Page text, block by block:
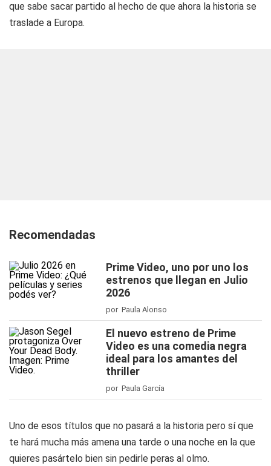
que sabe sacar partido al hecho de que ahora la historia se
traslade a Europa.
Recomendadas
Prime Video, uno por uno los
estrenos que llegan en Julio
2026
por Paula Alonso
El nuevo estreno de Prime
Video es una comedia negra
ideal para los amantes del
thriller
por Paula García
Uno de esos títulos que no pasará a la historia pero sí que
te hará mucha más amena una tarde o una noche en la que
quieres pasártelo bien sin pedirle peras al olmo.